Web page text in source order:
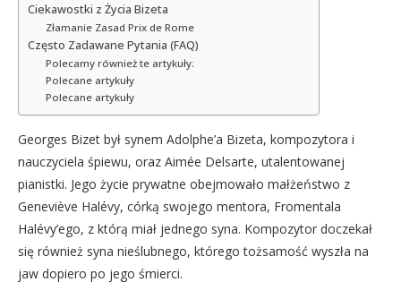
Ciekawostki z Życia Bizeta
Złamanie Zasad Prix de Rome
Często Zadawane Pytania (FAQ)
Polecamy również te artykuły:
Polecane artykuły
Polecane artykuły
Georges Bizet był synem Adolphe’a Bizeta, kompozytora i
nauczyciela śpiewu, oraz Aimée Delsarte, utalentowanej
pianistki. Jego życie prywatne obejmowało małżeństwo z
Geneviève Halévy, córką swojego mentora, Fromentala
Halévy’ego, z którą miał jednego syna. Kompozytor doczekał
się również syna nieślubnego, którego tożsamość wyszła na
jaw dopiero po jego śmierci.